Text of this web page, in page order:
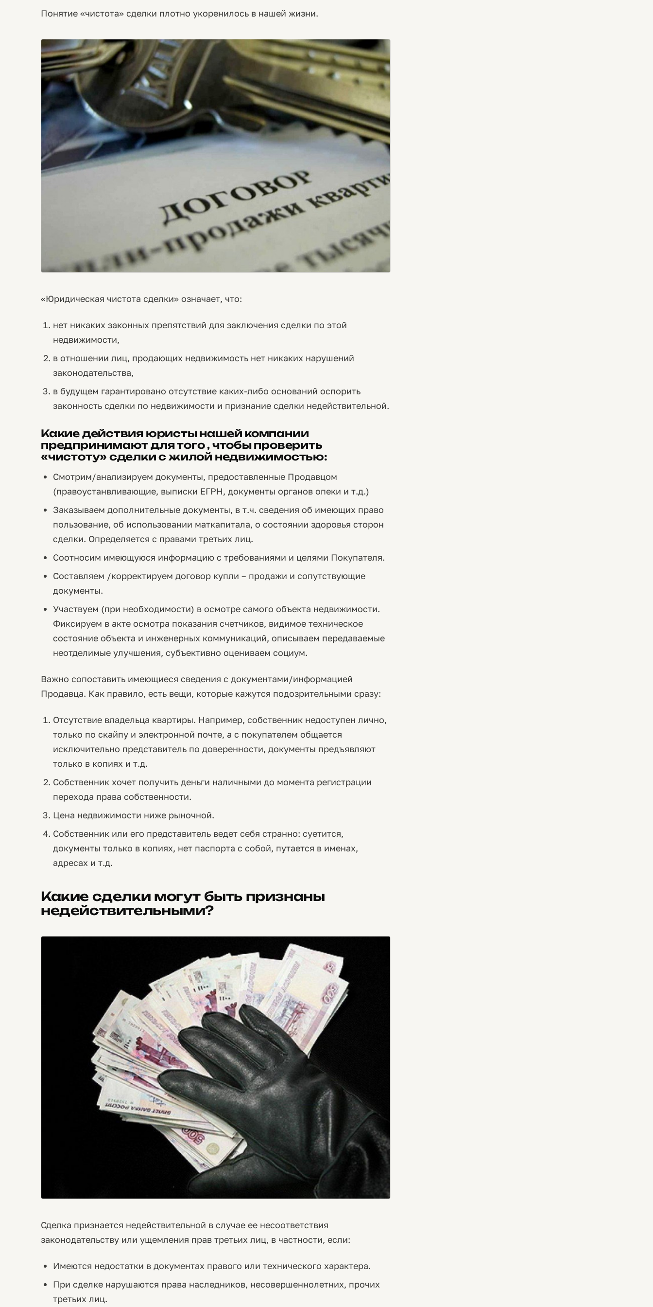
Понятие «чистота» сделки плотно укоренилось в нашей жизни.
«Юридическая чистота сделки» означает, что:
нет никаких законных препятствий для заключения сделки по этой
недвижимости,
в отношении лиц, продающих недвижимость нет никаких нарушений
законодательства,
в будущем гарантировано отсутствие каких-либо оснований оспорить
законность сделки по недвижимости и признание сделки недействительной.
Какие действия юристы нашей компании
предпринимают для того , чтобы проверить
«чистоту» сделки с жилой недвижимостью:
Смотрим/анализируем документы, предоставленные Продавцом
(правоустанвливающие, выписки ЕГРН, документы органов опеки и т.д.)
Заказываем дополнительные документы, в т.ч. сведения об имеющих право
пользование, об использовании маткапитала, о состоянии здоровья сторон
сделки. Определяется с правами третьих лиц.
Соотносим имеющуюся информацию с требованиями и целями Покупателя.
Составляем /корректируем договор купли – продажи и сопутствующие
документы.
Участвуем (при необходимости) в осмотре самого объекта недвижимости.
Фиксируем в акте осмотра показания счетчиков, видимое техническое
состояние объекта и инженерных коммуникаций, описываем передаваемые
неотделимые улучшения, субъективно оцениваем социум.
Важно сопоставить имеющиеся сведения с документами/информацией
Продавца. Как правило, есть вещи, которые кажутся подозрительными сразу:
Отсутствие владельца квартиры. Например, собственник недоступен лично,
только по скайпу и электронной почте, а с покупателем общается
исключительно представитель по доверенности, документы предъявляют
только в копиях и т.д.
Собственник хочет получить деньги наличными до момента регистрации
перехода права собственности.
Цена недвижимости ниже рыночной.
Собственник или его представитель ведет себя странно: суетится,
документы только в копиях, нет паспорта с собой, путается в именах,
адресах и т.д.
Какие сделки могут быть признаны
недействительными?
Сделка признается недействительной в случае ее несоответствия
законодательству или ущемления прав третьих лиц, в частности, если:
Имеются недостатки в документах правого или технического характера.
При сделке нарушаются права наследников, несовершеннолетних, прочих
третьих лиц.